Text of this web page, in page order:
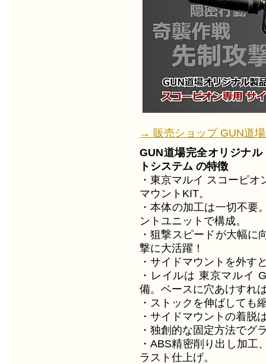
→ 販売ショップ GUN道
GUN道場完全オリジナ
トシステム の特徴
・東京マルイ スコーピ
マウントKIT。
・本体の加工は一切不要
ントユニットで構成。
・狙撃スピードが大幅に
撃に大活躍！
・サイドマウントを外す
・レイルは 東京マルイ
備。ベースに穴あけすれ
・ストックを伸ばしても
・サイドマウントの着脱
・独創的な固定方法でグ
・ABS精密削り出し加工
ラスト仕上げ。